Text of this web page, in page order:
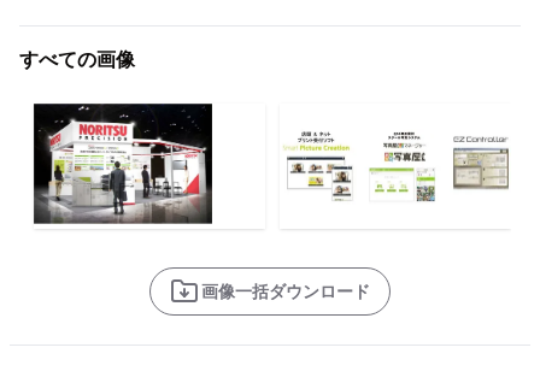
すべての画像
画像一括ダウンロード